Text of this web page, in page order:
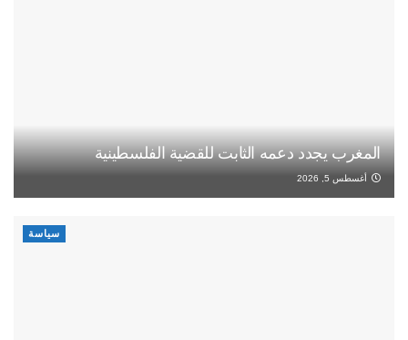
المغرب يجدد دعمه الثابت للقضية الفلسطينية
أغسطس 5, 2026
سياسة